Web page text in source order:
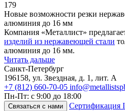
179
Новые возможности резки
алюминия до 16 мм
Компания «Металлист»
изделий из нержавеющей стали
алюминия до 16 мм.
Читать дальше
Санкт-Петербург
196158, ул. Звездная, д. 1, лит. А
+7 (812) 660-70-05
Пн-Пт: с 9:00 до 18:00
Связаться с нами
Сертификация